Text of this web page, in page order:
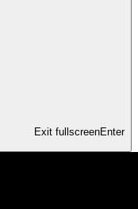
Exit fullscreenEnter